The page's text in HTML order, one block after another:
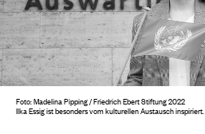
Foto: Madelina Pipping / Friedrich Ebert Stiftung 2022
Ilka Essig ist besonders vom kulturellen Austausch inspiriert.